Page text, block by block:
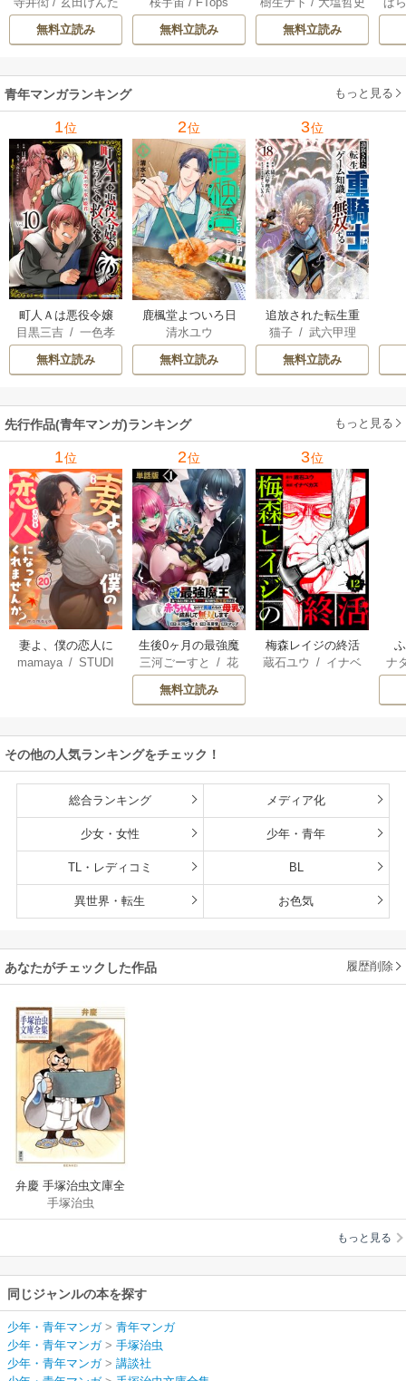
解決事件について 1
1巻
無料立読み
らを地獄に送るま
で 22巻
無料立読み
る 6巻
無料立読み
青年マンガランキング もっと見る
1位
町人Ａは悪役令嬢
をどうしても救い
たい ～どぶと空
と氷の姫君～
目黒三吉 /一色孝
太郎/ Parum
無料立読み
2位
鹿楓堂よついろ日
和
清水ユウ
無料立読み
3位
追放された転生重
騎士はゲーム知識
で無双する
猫子/ 武六甲理
/じゃいあん
無料立読み
先行作品(青年マンガ)ランキング もっと見る
1位
妻よ、僕の恋人に
なってくれません
mamaya /STUDI
2位
生後0ヶ月の最強魔
王 食べるだけ強
くなるチート能力
持ち転生者だけど
雄たちの母乳で成
長して無双します
三河ごーすと /花
房雪 / マップ
無料立読み
3位
梅森レイジの終活
蔵石ユウ / イナベ
ナ
その他の人気ランキングをチェック！
総合ランキング メディア化
少女・女性 少年・青年
TL・レディコミ BL
異世界・転生 お色気
あなたがチェックした作品 履歴削除
弁慶 手塚治虫文庫全
集
手塚治虫
もっと見る
同じジャンルの本を探す
少年・青年マンガ> 青年マンガ
少年・青年マンガ> 手塚治虫
少年・青年マンガ> 講談社